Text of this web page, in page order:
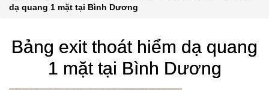
dạ quang 1 mặt tại Bình Dương
Bảng exit thoát hiểm dạ quang
1 mặt tại Bình Dương